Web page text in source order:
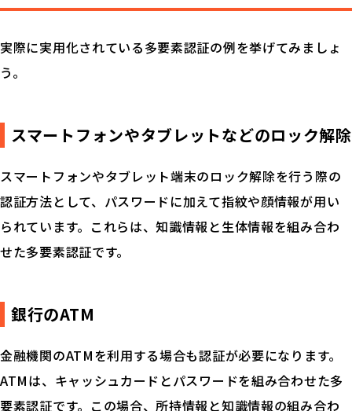
実際に実用化されている多要素認証の例を挙げてみましょ
う。
スマートフォンやタブレットなどのロック解除
スマートフォンやタブレット端末のロック解除を行う際の
認証方法として、パスワードに加えて指紋や顔情報が用い
られています。これらは、知識情報と生体情報を組み合わ
せた多要素認証です。
銀行のATM
金融機関のATMを利用する場合も認証が必要になります。
ATMは、キャッシュカードとパスワードを組み合わせた多
要素認証です。この場合、所持情報と知識情報の組み合わ